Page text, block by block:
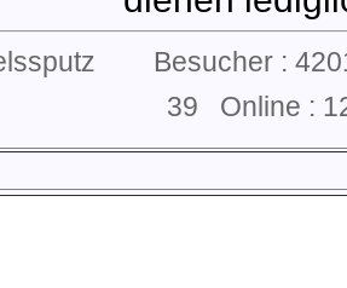
Besucher :
39 Online :